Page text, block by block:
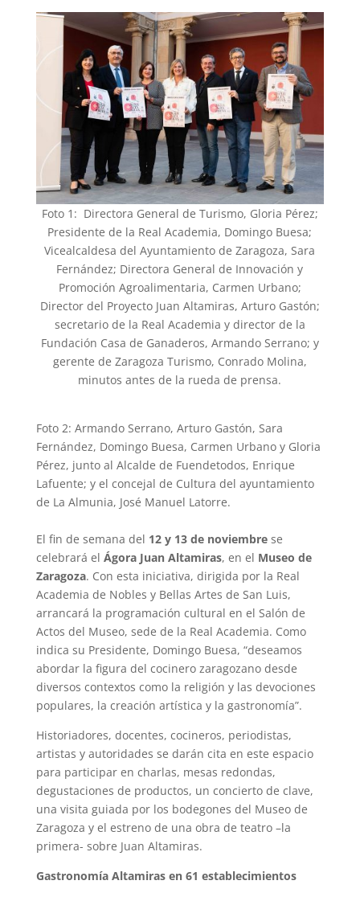
Foto 1: Directora General de Turismo, Gloria Pérez;
Presidente de la Real Academia, Domingo Buesa;
Vicealcaldesa del Ayuntamiento de Zaragoza, Sara
Fernández; Directora General de Innovación y
Promoción Agroalimentaria, Carmen Urbano;
Director del Proyecto Juan Altamiras, Arturo Gastón;
secretario de la Real Academia y director de la
Fundación Casa de Ganaderos, Armando Serrano; y
gerente de Zaragoza Turismo, Conrado Molina,
minutos antes de la rueda de prensa.
Foto 2: Armando Serrano, Arturo Gastón, Sara
Fernández, Domingo Buesa, Carmen Urbano y Gloria
Pérez, junto al Alcalde de Fuendetodos, Enrique
Lafuente; y el concejal de Cultura del ayuntamiento
de La Almunia, José Manuel Latorre.
El fin de semana del 12 y 13 de noviembrese
celebrará el Ágora Juan Altamiras, en el Museo de
Zaragoza. Con esta iniciativa, dirigida por la Real
Academia de Nobles y Bellas Artes de San Luis,
arrancará la programación cultural en el Salón de
Actos del Museo, sede de la Real Academia. Como
indica su Presidente, Domingo Buesa, “deseamos
abordar la figura del cocinero zaragozano desde
diversos contextos como la religión y las devociones
populares, la creación artística y la gastronomía”.
Historiadores, docentes, cocineros, periodistas,
artistas y autoridades se darán cita en este espacio
para participar en charlas, mesas redondas,
degustaciones de productos, un concierto de clave,
una visita guiada por los bodegones del Museo de
Zaragoza y el estreno de una obra de teatro –la
primera- sobre Juan Altamiras.
Gastronomía Altamiras en 61 establecimientos